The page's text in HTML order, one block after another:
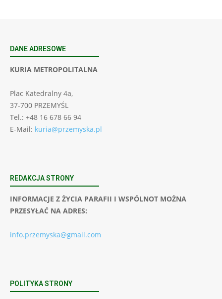
DANE ADRESOWE
KURIA METROPOLITALNA
Plac Katedralny 4a,
37-700 PRZEMYŚL
Tel.: +48 16 678 66 94
E-Mail: kuria@przemyska.pl
REDAKCJA STRONY
INFORMACJE Z ŻYCIA PARAFII I WSPÓLNOT MOŻNA
PRZESYŁAĆ NA ADRES:
info.przemyska@gmail.com
POLITYKA STRONY